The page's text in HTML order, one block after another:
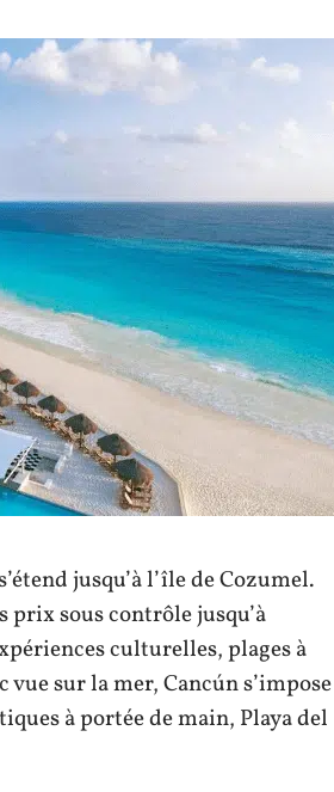
jusqu’à l’île de Cozumel.
sous contrôle jusqu’à
culturelles, plages à
sur la mer, Cancún s’impose
à portée de main, Playa del